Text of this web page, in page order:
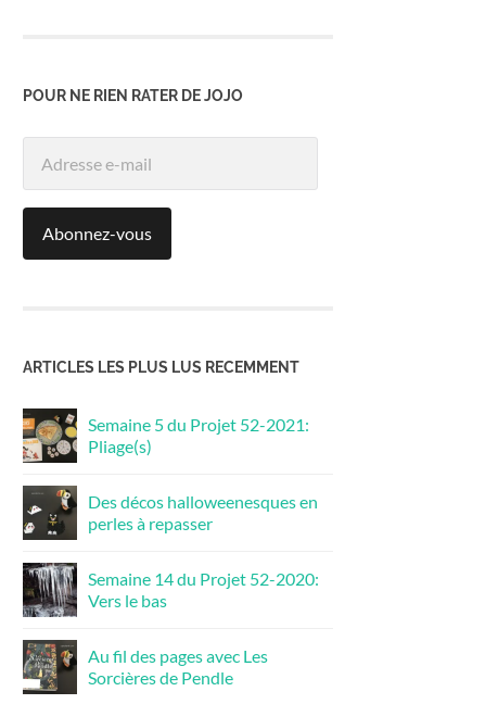
POUR NE RIEN RATER DE JOJO
Abonnez-vous
ARTICLES LES PLUS LUS RECEMMENT
Semaine 5 du Projet 52-2021:
Pliage(s)
Des décos halloweenesques en
perles à repasser
Semaine 14 du Projet 52-2020:
Vers le bas
Au fil des pages avec Les
Sorcières de Pendle